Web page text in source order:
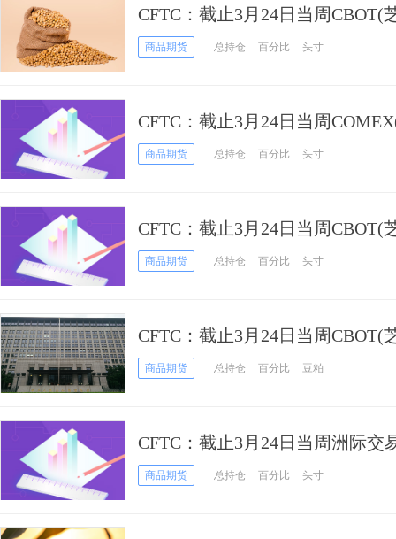
CFTC：截止3月24日当周CBOT(
期货和期权持仓报告
商品期货 总持仓 百分比 头寸
CFTC：截止3月24日当周
黄金期货和期权持仓报告
商品期货 总持仓 百分比 头寸
CFTC：截止3月24日当周CBOT(
期货和期权持仓报告
商品期货 总持仓 百分比 头寸
CFTC：截止3月24日当周CBOT(
期货和期权持仓报告
商品期货 总持仓 百分比 豆粕
CFTC：截止3月24日当周洲际交
权持仓报告
商品期货 总持仓 百分比 头寸